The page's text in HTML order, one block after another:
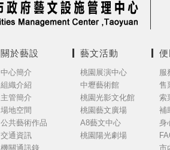
關於藝設
中心簡介
組織介紹
主管簡介
場地空間
公共藝術作品
交通資訊
機關通訊錄
藝文活動
桃園展演中心
中壢藝術館
桃園光影文化館
桃園藝文廣場
A8藝文中心
桃園陽光劇場
服
售
索
補
身
市